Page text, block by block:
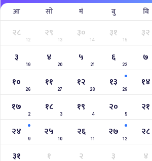
आ सो मं बु बि
२८
12
२९
13
३०
14
३१
15
३२
३
19
४
20
५
21
६
22
७
१०
26
११
27
१२
28
१३
29
१४
१७
2
१८
3
१९
4
२०
5
२१
२४
9
२५
10
२६
11
२७
12
२८
३१ १ २ ३ ४